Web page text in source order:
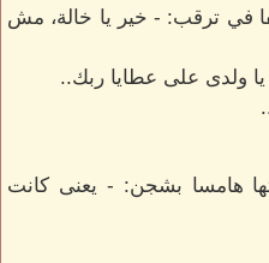
في ترقب: - خير يا خالة، مش
يا ولدى على عطايا ربك..
هامسا بشجن: - يعنى كانت